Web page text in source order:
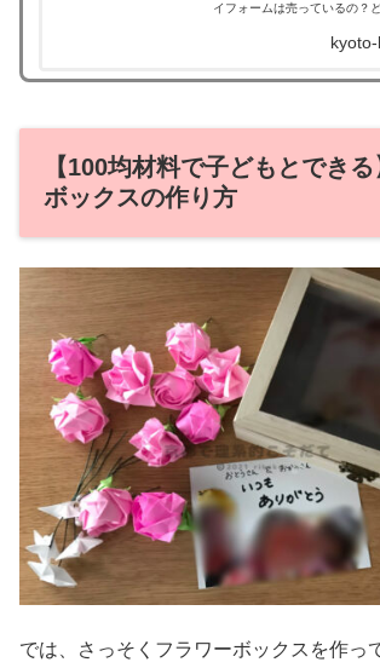
イフォームは売っているの？
代用できる？ そんな疑問に答
【100均材料で子どもとでき
ボックスの作り方
では、さっそくフラワーボックスを作っ